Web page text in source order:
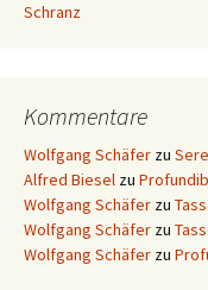
Schranz
Kommentare
Wolfgang Schäfer zu
Alfred Biesel zu
Wolfgang Schäfer zu
Wolfgang Schäfer zu
Wolfgang Schäfer zu